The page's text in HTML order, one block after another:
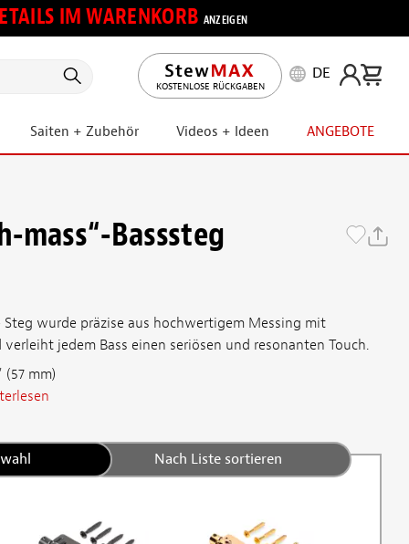
IM WARENKORB ANZEIGEN
KOSTENLOSE RÜCKGABEN
DE
Saiten + Zubehör Videos + Ideen ANGEBOTE
mass“-Basssteg
wurde präzise aus hochwertigem Messing mit
jedem Bass einen seriösen und resonanten Touch.
(57 mm)
Nach Liste sortieren